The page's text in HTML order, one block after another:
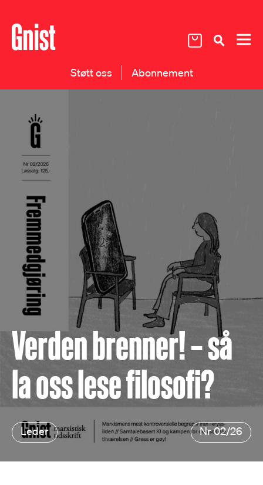
Støtt oss Abonnement
Verden brenner! – så
la oss lese filosofi?
Leder Nr 02/26